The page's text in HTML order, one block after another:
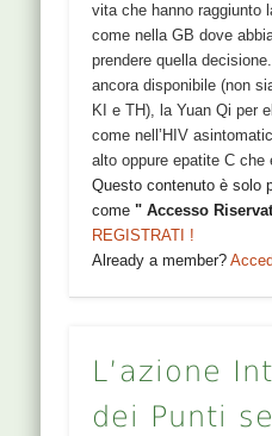
vita che hanno raggiunto
come nella GB dove
prendere quella
ancora disponibile (non
KI e TH), la Yuan Qi per
come nell’HIV
alto oppure epatite C che
Questo contenuto è solo
come" Accesso
REGISTRATI !
Already a member?
L’azione
dei Punti